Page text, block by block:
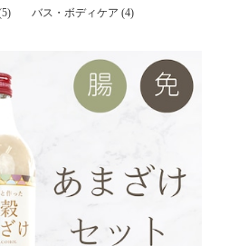
バス・ボディケア (4)